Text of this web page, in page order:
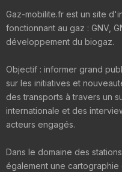
Gaz-mobilite.fr est un site
fonctionnant au gaz : GNV,
développement du biogaz.
Objectif : informer grand
sur les initiatives et
des transports à travers un
internationale et des
acteurs engagés.
Dans le domaine des
également une